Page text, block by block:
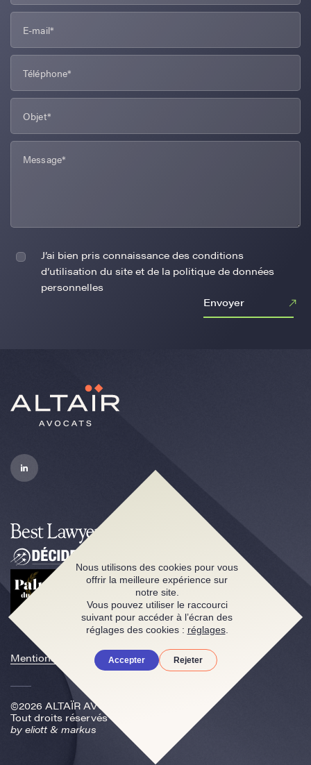
Mentions légales
©2026 ALTAÏR AVOCATS
Tout droits réservés
by eliott & markus
J’ai bien pris connaissance des conditions
d’utilisation du site et de la politique de données
personnelles
Envoyer
Nous utilisons des cookies pour vous
offrir la meilleure expérience sur
notre site.
Vous pouvez utiliser le raccourci
suivant pour accéder à l’écran des
réglages des cookies : réglages.
Accepter Rejeter